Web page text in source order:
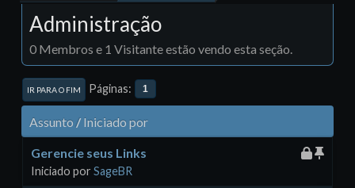
Administração
0 Membros e 1 Visitante estão vendo esta seção.
IR PARA O FIM Páginas 1
Assunto / Iniciado por
Gerencie seus Links
Iniciado por SageBR